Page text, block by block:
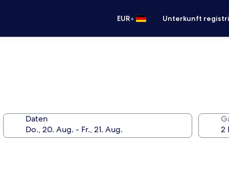
EUR• Unterkunft
Daten